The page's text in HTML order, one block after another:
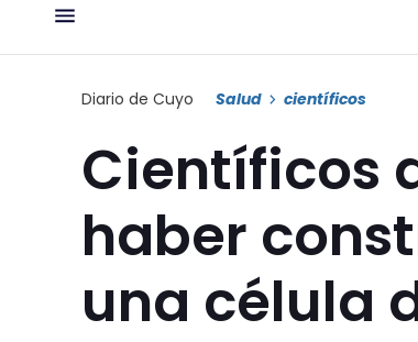
Diario de Cuyo Salud científicos
Científicos
haber
una célula